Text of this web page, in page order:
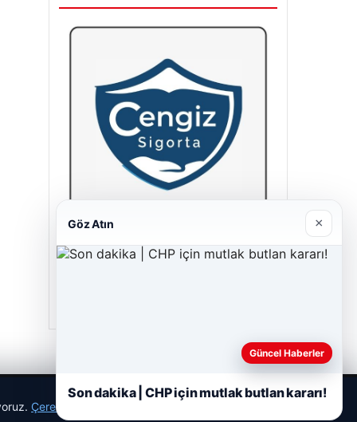
Hastaş Beton
Çerez Politikamız
Göz Atın ×
Güncel Haberler
Son dakika | CHP için mutlak butlan kararı!